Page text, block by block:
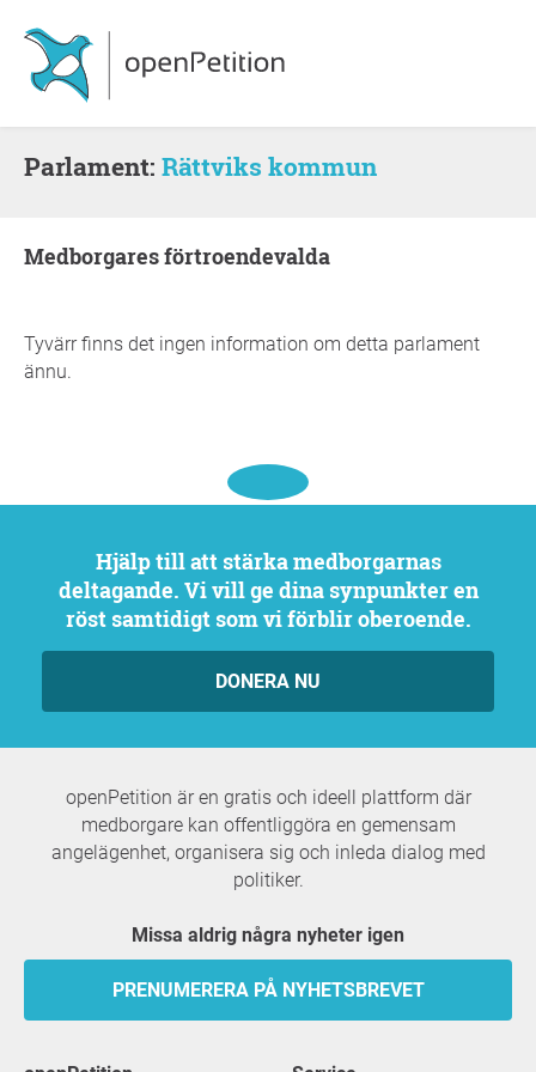
Parlament: Rättviks kommun
medborgares förtroendevalda
Tyvärr finns det ingen information om detta parlament
ännu.
Hjälp till att stärka medborgarnas
deltagande. Vi vill ge dina synpunkter en
röst samtidigt som vi förblir oberoende.
DONERA NU
openPetition är en gratis och ideell plattform där
medborgare kan offentliggöra en gemensam
angelägenhet, organisera sig och inleda dialog med
politiker.
Missa aldrig några nyheter igen
PRENUMERERA PÅ NYHETSBREVET